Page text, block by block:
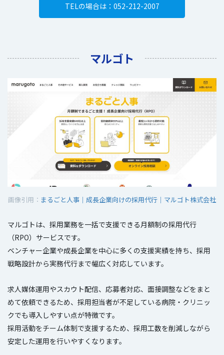
TELの場合は：052-212-2007
マルゴト
画像引用： まるごと人事｜成長企業向けの採用代行｜マルゴト株式会社
マルゴトは、採用業務を一括で支援できる月額制の採用代行
（RPO）サービスです。
ベンチャー企業や成長企業を中心に多くの支援実績を持ち、採用
戦略設計から実務代行まで幅広く対応しています。
求人媒体運用やスカウト配信、応募者対応、面接調整などをまと
めて依頼できるため、採用担当者が不足している病院・クリニッ
クでも導入しやすい点が特徴です。
採用活動をチーム体制で支援するため、採用工数を削減しながら
安定した運用を行いやすくなります。